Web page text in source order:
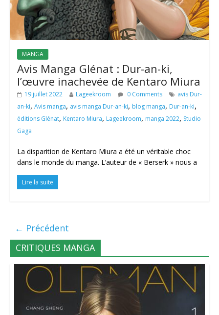
MANGA
Avis Manga Glénat : Dur-an-ki,
l’œuvre inachevée de Kentaro Miura
19 juillet 2022 Lageekroom 0 Comments
avis Dur-
an-ki, Avis manga, avis manga Dur-an-ki, blog manga, Dur-an-ki,
éditions Glénat, Kentaro Miura, Lageekroom, manga 2022, Studio
Gaga
La disparition de Kentaro Miura a été un véritable choc
dans le monde du manga. L’auteur de « Berserk » nous a
Lire la suite
← Précédent
CRITIQUES MANGA